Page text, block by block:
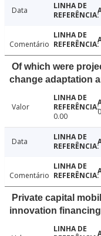
Data
Comentário
Of which were
change adaptation
Valor
0.00
Data
Comentário
Private capital
innovation financing